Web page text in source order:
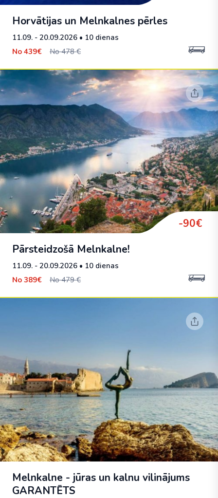
Horvātijas un Melnkalnes pērles
11.09. - 20.09.2026 • 10 dienas
No 439€ No 478 €
-90€
Pārsteidzošā Melnkalne!
11.09. - 20.09.2026 • 10 dienas
No 389€ No 479 €
Melnkalne - jūras un kalnu vilinājums
GARANTĒTS